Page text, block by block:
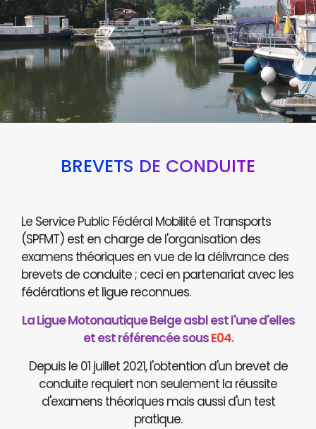
BREVETS DE CONDUITE
Le Service Public Fédéral Mobilité et Transports
(SPFMT) est en charge de l'organisation des
examens théoriques en vue de la délivrance des
brevets de conduite ; ceci en partenariat avec les
fédérations et ligue reconnues.
La Ligue Motonautique Belge asbl est l'une d'elles
et est référencée sousE04.
Depuis le 01 juillet 2021, l'obtention d'un brevet de
conduite requiert non seulement la réussite
d'examens théoriques mais aussi d'un test
pratique.